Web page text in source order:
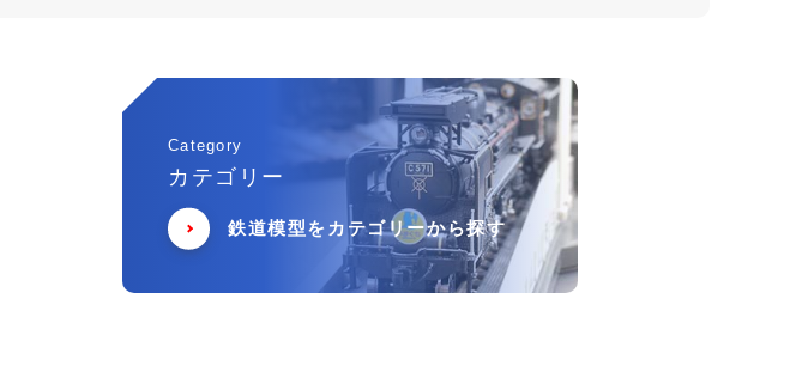
Category
カテゴリー
鉄道模型をカテゴリーから探す